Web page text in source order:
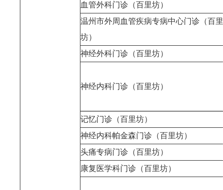
血管外科门诊（百里坊）
温州市外周血管疾病专病中心门诊（百里
坊）
神经外科门诊（百里坊）
神经内科门诊（百里坊）
记忆门诊（百里坊）
神经内科帕金森门诊（百里坊）
头痛专病门诊（百里坊）
康复医学科门诊（百里坊）